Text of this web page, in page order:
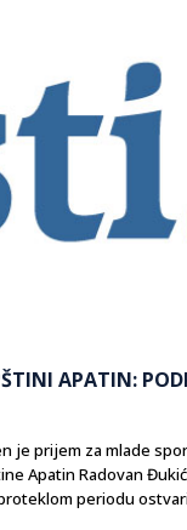
APATIN:
je prijem za mlade
Apatin Radovan
periodu